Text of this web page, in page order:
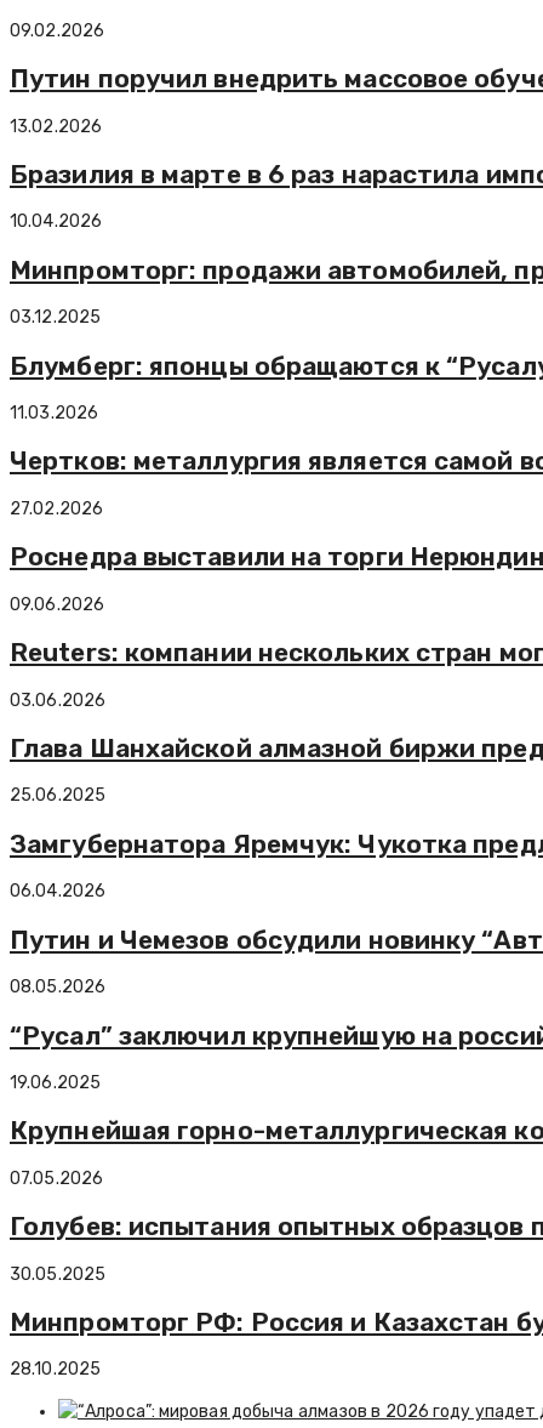
09.02.2026
Путин поручил внедрить массовое
13.02.2026
Бразилия в марте в 6 раз нарастила
10.04.2026
Минпромторг: продажи автомобилей,
03.12.2025
Блумберг: японцы обращаются к
11.03.2026
Чертков: металлургия является самой
27.02.2026
Роснедра выставили на торги
09.06.2026
Reuters: компании нескольких стран
03.06.2026
Глава Шанхайской алмазной биржи
25.06.2025
Замгубернатора Яремчук: Чукотка
06.04.2026
Путин и Чемезов обсудили новинку
08.05.2026
“Русал” заключил крупнейшую на
19.06.2025
Крупнейшая горно-металлургическая
07.05.2026
Голубев: испытания опытных образцов
30.05.2025
Минпромторг РФ: Россия и Казахстан
28.10.2025